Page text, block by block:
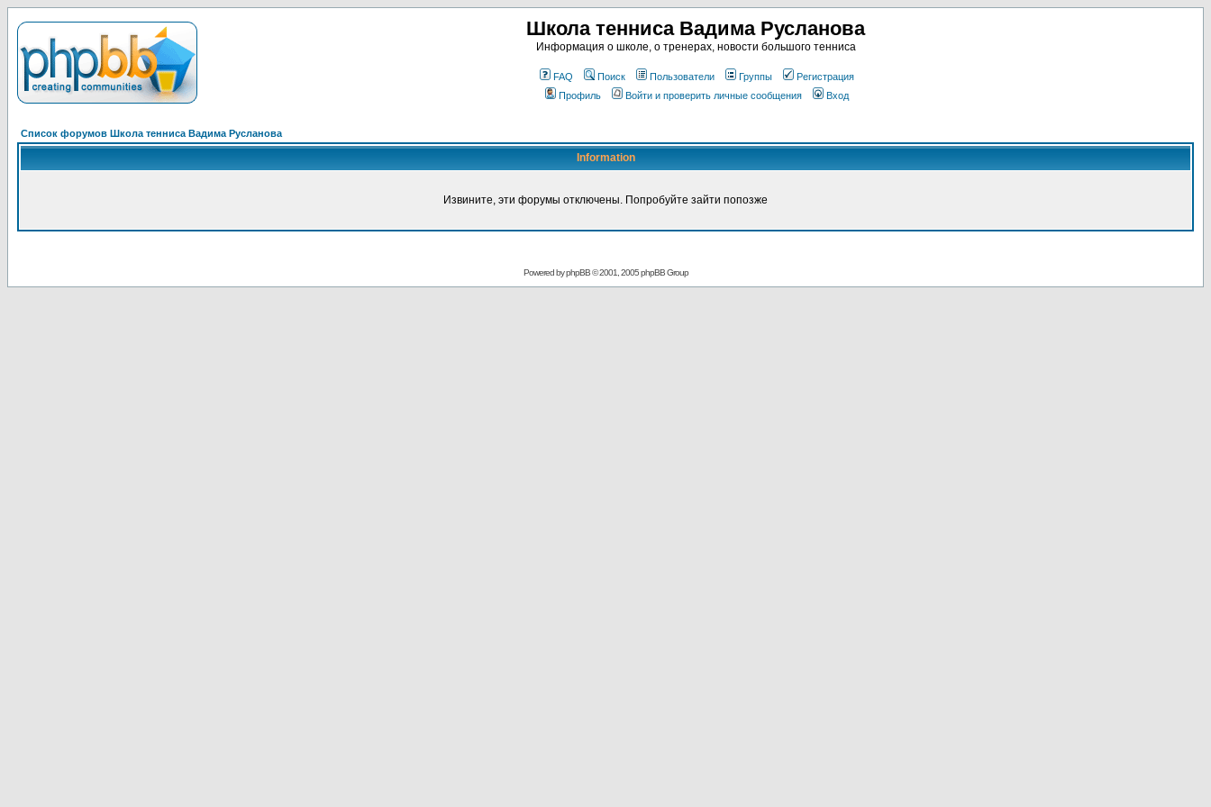
Школа тенниса Вадима Русланова
Информация о школе, о тренерах, новости большого тенниса
FAQ Поиск Пользователи Группы
Регистрация
Профиль
Войти и проверить личные сообщения Вход
Список форумов Школа тенниса Вадима Русланова
Information
Извините, эти форумы отключены. Попробуйте зайти попозже
Powered byphpBB© 2001, 2005 phpBB Group